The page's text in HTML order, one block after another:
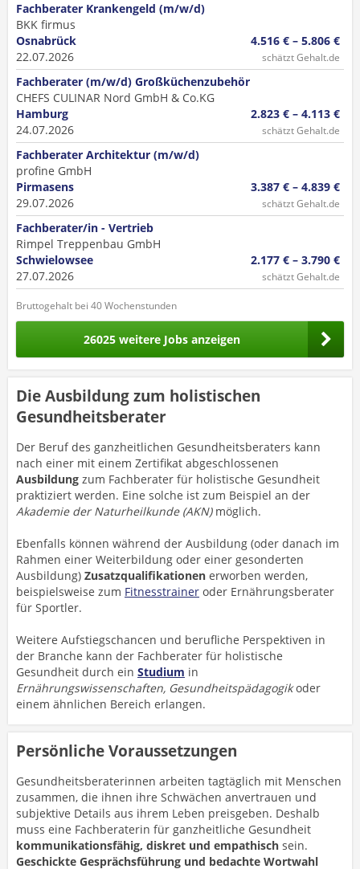
Fachberater Krankengeld (m/w/d)
BKK firmus
Osnabrück
22.07.2026
4.516 € – 5.806 €
schätzt Gehalt.de
Fachberater (m/w/d) Großküchenzubehör
CHEFS CULINAR Nord GmbH & Co.KG
Hamburg
24.07.2026
2.823 € – 4.113 €
schätzt Gehalt.de
Fachberater Architektur (m/w/d)
profine GmbH
Pirmasens
29.07.2026
3.387 € – 4.839 €
schätzt Gehalt.de
Fachberater/in - Vertrieb
Rimpel Treppenbau GmbH
Schwielowsee
27.07.2026
2.177 € – 3.790 €
schätzt Gehalt.de
Bruttogehalt bei 40 Wochenstunden
26025 weitere Jobs anzeigen
Die Ausbildung zum holistischen
Gesundheitsberater
Der Beruf des ganzheitlichen Gesundheitsberaters kann
nach einer mit einem Zertifikat abgeschlossenen
Ausbildung zum Fachberater für holistische Gesundheit
praktiziert werden. Eine solche ist zum Beispiel an der
Akademie der Naturheilkunde (AKN) möglich.
Ebenfalls können während der Ausbildung (oder danach im
Rahmen einer Weiterbildung oder einer gesonderten
Ausbildung) Zusatzqualifikationen erworben werden,
beispielsweise zum Fitnesstrainer oder Ernährungsberater
für Sportler.
Weitere Aufstiegschancen und berufliche Perspektiven in
der Branche kann der Fachberater für holistische
Gesundheit durch ein Studium in
Ernährungswissenschaften, Gesundheitspädagogikoder
einem ähnlichen Bereich erlangen.
Persönliche Voraussetzungen
Gesundheitsberaterinnen arbeiten tagtäglich mit Menschen
zusammen, die ihnen ihre Schwächen anvertrauen und
subjektive Details aus ihrem Leben preisgeben. Deshalb
muss eine Fachberaterin für ganzheitliche Gesundheit
kommunikationsfähig, diskret und empathisch sein.
Geschickte Gesprächsführung und bedachte Wortwahl